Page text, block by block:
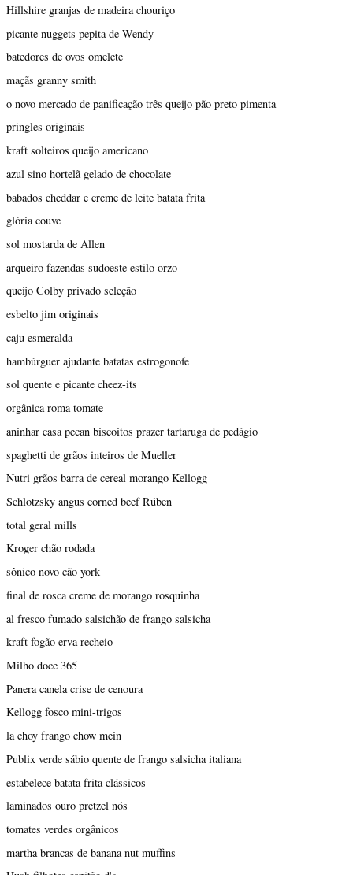
Hillshire granjas de madeira chouriço
picante nuggets pepita de Wendy
batedores de ovos omelete
maçãs granny smith
o novo mercado de panificação três queijo pão preto pimenta
pringles originais
kraft solteiros queijo americano
azul sino hortelã gelado de chocolate
babados cheddar e creme de leite batata frita
glória couve
sol mostarda de Allen
arqueiro fazendas sudoeste estilo orzo
queijo Colby privado seleção
esbelto jim originais
caju esmeralda
hambúrguer ajudante batatas estrogonofe
sol quente e picante cheez-its
orgânica roma tomate
aninhar casa pecan biscoitos prazer tartaruga de pedágio
spaghetti de grãos inteiros de Mueller
Nutri grãos barra de cereal morango Kellogg
Schlotzsky angus corned beef Rúben
total geral mills
Kroger chão rodada
sônico novo cão york
final de rosca creme de morango rosquinha
al fresco fumado salsichão de frango salsicha
kraft fogão erva recheio
Milho doce 365
Panera canela crise de cenoura
Kellogg fosco mini-trigos
la choy frango chow mein
Publix verde sábio quente de frango salsicha italiana
estabelece batata frita clássicos
laminados ouro pretzel nós
tomates verdes orgânicos
martha brancas de banana nut muffins